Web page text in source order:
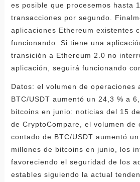
es posible que procesemos hasta
transacciones por segundo.
aplicaciones Ethereum existentes
funcionando. Si tiene una
transición a Ethereum 2.0 no
aplicación, seguirá funcionando
Datos: el volumen de operaciones
BTC/USDT aumentó un 24,3 % a
bitcoins en junio: noticias del 15
de CryptoCompare, el volumen de
contado de BTC/USDT aumentó
millones de bitcoins en junio, los
favoreciendo el seguridad de los
estables siguiendo la actual